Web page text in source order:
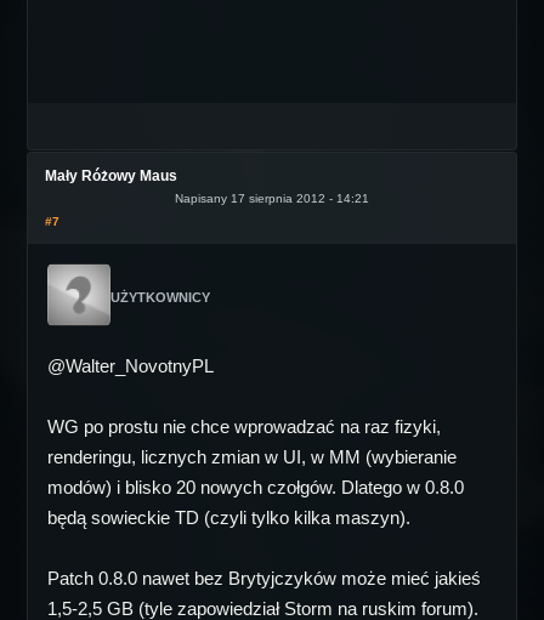
Mały Różowy Maus
Napisany 17 sierpnia 2012 - 14:21
#7
UŻYTKOWNICY
@Walter_NovotnyPL
WG po prostu nie chce wprowadzać na raz fizyki,
renderingu, licznych zmian w UI, w MM (wybieranie
modów) i blisko 20 nowych czołgów. Dlatego w 0.8.0
będą sowieckie TD (czyli tylko kilka maszyn).
Patch 0.8.0 nawet bez Brytyjczyków może mieć jakieś
1,5-2,5 GB (tyle zapowiedział Storm na ruskim forum).